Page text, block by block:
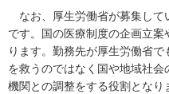
なお、厚生労働省が募集して
です。国の医療制度の企画立
ります。勤務先が厚生労働省
を救うのではなく国や地域社
機関との調整をする役割となり